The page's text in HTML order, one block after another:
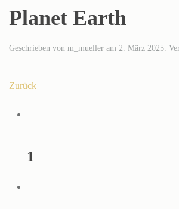
Planet Earth
Geschrieben von m_mueller am 2. März 2025.
Zurück
1